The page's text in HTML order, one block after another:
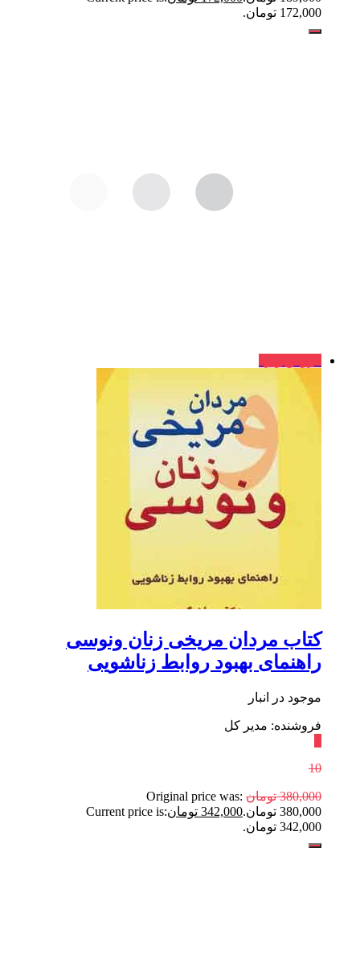
172,000 تومان.
کتاب مردان مریخی زنان ونوسی
راهنمای بهبود روابط زناشویی
موجود در انبار
فروشنده: مدیر کل
10
380,000 تومان Original price was:
380,000 تومان.
342,000 تومانCurrent price is:
342,000 تومان.